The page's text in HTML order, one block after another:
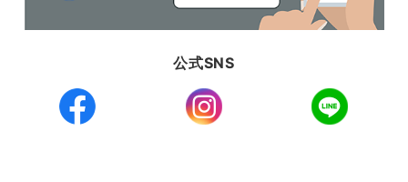
公式SNS